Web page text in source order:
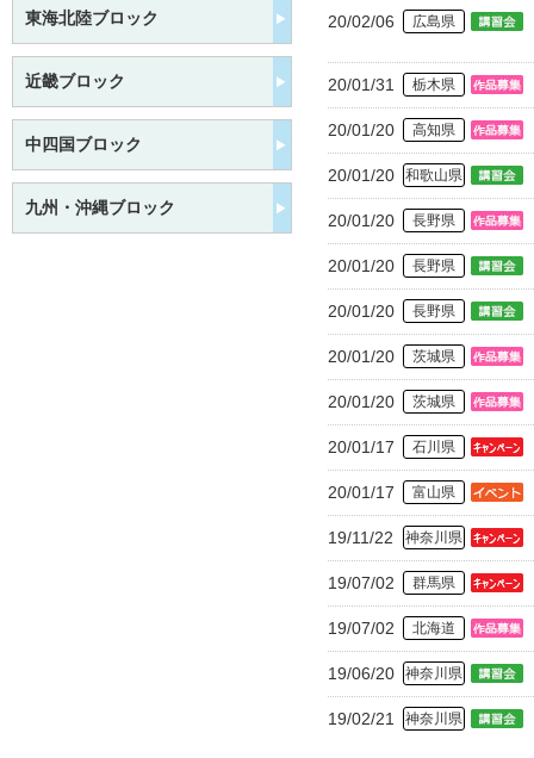
20/02/06 広島県
20/01/31 栃木県
20/01/20 高知県
20/01/20 和歌山県
20/01/20 長野県
20/01/20 長野県
20/01/20 長野県
20/01/20 茨城県
20/01/20 茨城県
20/01/17 石川県
20/01/17 富山県
19/11/22 神奈川県
19/07/02 群馬県
19/07/02 北海道
19/06/20 神奈川県
19/02/21 神奈川県
東海北陸ブロック
近畿ブロック
中四国ブロック
九州・沖縄ブロック